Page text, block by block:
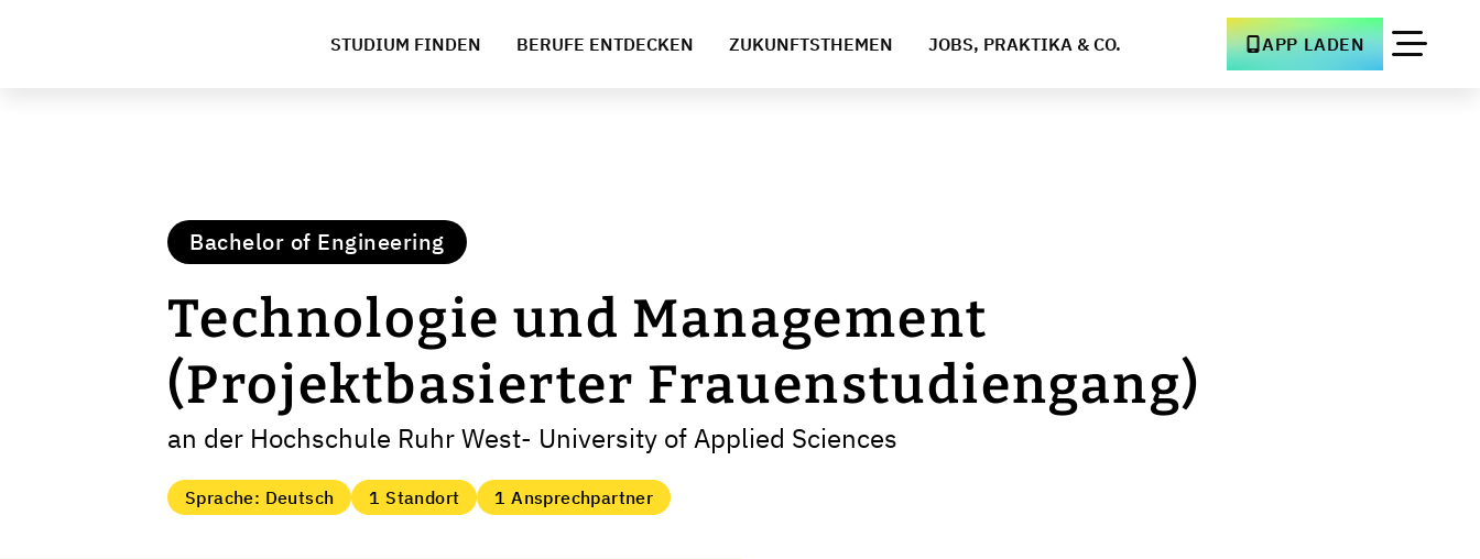
STUDIUM FINDEN BERUFE ENTDECKEN ZUKUNFTSTHEMEN JOBS, PRAKTIKA & CO. APP LADEN
Bachelor of Engineering
Technologie und Management
(Projektbasierter Frauenstudiengang)
an der Hochschule Ruhr West- University of Applied Sciences
Sprache: Deutsch 1 Standort 1 Ansprechpartner